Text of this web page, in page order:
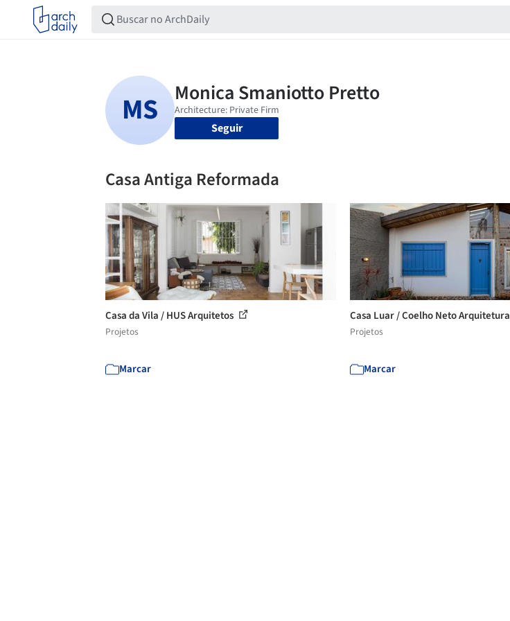
Seguir
Casa Antiga Reformada
Casa da Vila / HUS Arquitetos
Projetos
Marcar
Casa Luar / Coelho Neto Arquitetura
Projetos
Marcar